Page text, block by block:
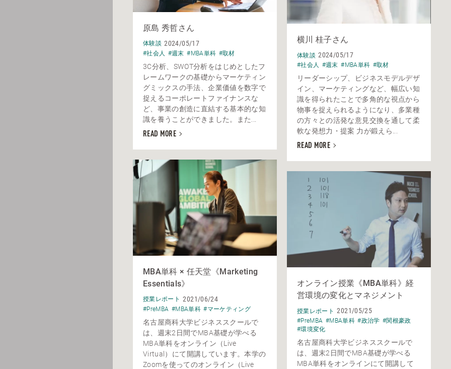
原島 秀哲さん
体験談 2024/05/17
#社会人 #週末 #MBA単科 #取材
3C分析、SWOT分析をはじめとしたフ
レームワークの基礎からマーケティン
グミックスの手法、企業価値を数字で
捉えるコーポレートファイナンスな
ど、事業の創造に直結する基本的な知
識を養うことができました。また...
READ MORE
横川 桂子さん
体験談 2024/05/17
#社会人 #週末 #MBA単科 #取材
リーダーシップ、ビジネスモデルデザ
イン、マーケティングなど、幅広い知
識を得られたことで多角的な視点から
物事を捉えられるようになり、多業種
の方々との活発な意見交換を通して柔
軟な発想力・提案 力が鍛えら...
READ MORE
MBA単科 × 任天堂《Marketing
Essentials》
授業レポート 2021/06/24
#PreMBA #MBA単科 #マーケティング
名古屋商科大学ビジネススクールで
は、週末2日間でMBA基礎が学べる
MBA単科をオンライン（Live
Virtual）にて開講しています。本学の
Zoomを使ってのオンライン（Live
オンライン授業《MBA単科》経
営環境の変化とマネジメント
授業レポート 2021/05/25
#PreMBA #MBA単科 #政治学 #関根豪政
#環境変化
名古屋商科大学ビジネススクールで
は、週末2日間でMBA基礎が学べる
MBA単科をオンラインにて開講して